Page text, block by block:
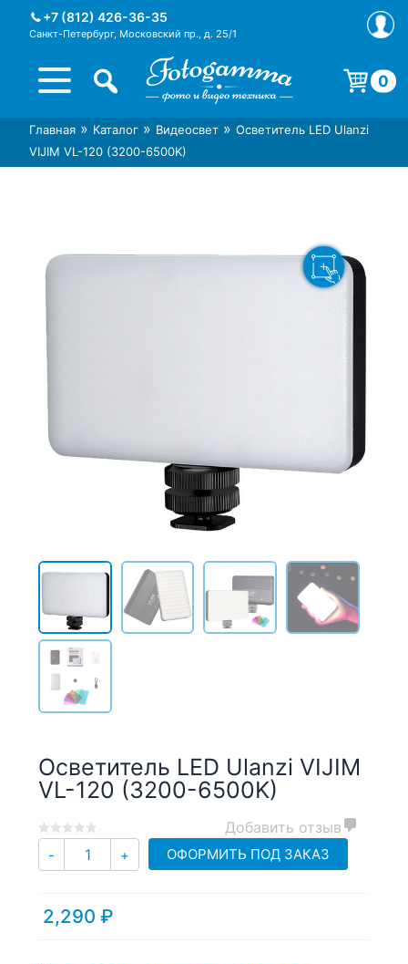
+7 (812) 426-36-35
Санкт-Петербург, Московский пр., д. 25/1
Интернет-магазин фототехники
Foto-Gamma в СПб
Магазин фотоаксессуаров foto-
gamma.ru
0
Корзина пуста.
Главная » Каталог » Видеосвет » Осветитель LED Ulanzi
VIJIM VL-120 (3200-6500K)
Осветитель LED Ulanzi VIJIM
VL-120 (3200-6500K)
05
on
0
customer
Добавить отзыв
- Количество
+ ОФОРМИТЬ ПОД ЗАКАЗ
2,290 ₽